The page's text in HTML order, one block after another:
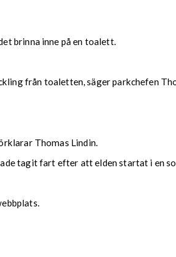
brinna inne på en toalett.
från toaletten, säger parkchefen
Thomas Lindin.
tagit fart efter att elden startat i en